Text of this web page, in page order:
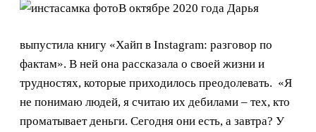
В октябре 2020 года Дарья
выпустила книгу «Хайп в Instagram: разговор по
фактам». В ней она рассказала о своей жизни и
трудностях, которые приходилось преодолевать. «Я
не понимаю людей, я считаю их дебилами – тех, кто
проматывает деньги. Сегодня они есть, а завтра? У